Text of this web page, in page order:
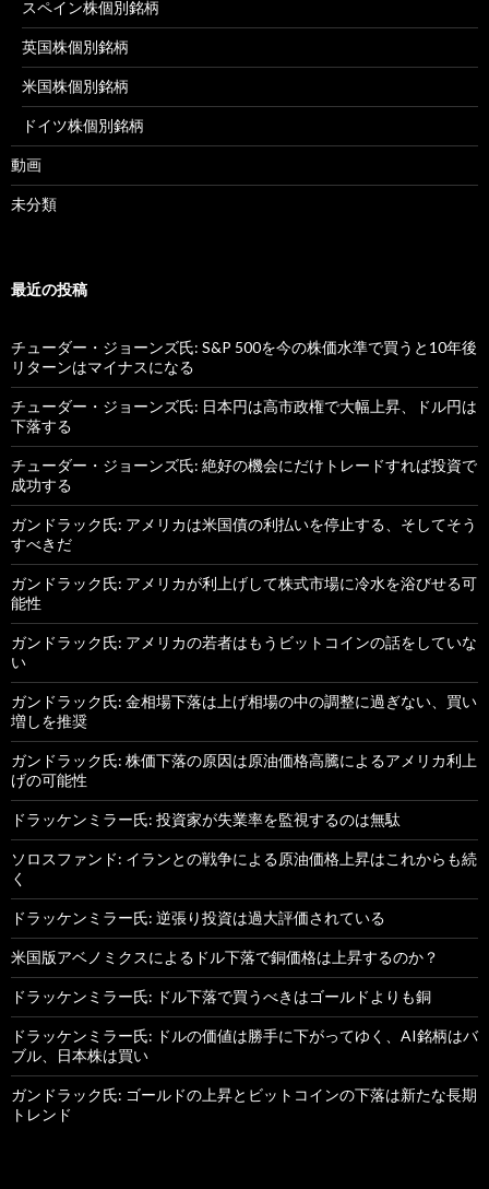
スペイン株個別銘柄
英国株個別銘柄
米国株個別銘柄
ドイツ株個別銘柄
動画
未分類
最近の投稿
チューダー・ジョーンズ氏: S&P 500を今の株価水準で買うと10年後
リターンはマイナスになる
チューダー・ジョーンズ氏: 日本円は高市政権で大幅上昇、ドル円は
下落する
チューダー・ジョーンズ氏: 絶好の機会にだけトレードすれば投資で
成功する
ガンドラック氏: アメリカは米国債の利払いを停止する、そしてそう
すべきだ
ガンドラック氏: アメリカが利上げして株式市場に冷水を浴びせる可
能性
ガンドラック氏: アメリカの若者はもうビットコインの話をしていな
い
ガンドラック氏: 金相場下落は上げ相場の中の調整に過ぎない、買い
増しを推奨
ガンドラック氏: 株価下落の原因は原油価格高騰によるアメリカ利上
げの可能性
ドラッケンミラー氏: 投資家が失業率を監視するのは無駄
ソロスファンド: イランとの戦争による原油価格上昇はこれからも続
く
ドラッケンミラー氏: 逆張り投資は過大評価されている
米国版アベノミクスによるドル下落で銅価格は上昇するのか？
ドラッケンミラー氏: ドル下落で買うべきはゴールドよりも銅
ドラッケンミラー氏: ドルの価値は勝手に下がってゆく、AI銘柄はバ
ブル、日本株は買い
ガンドラック氏: ゴールドの上昇とビットコインの下落は新たな長期
トレンド